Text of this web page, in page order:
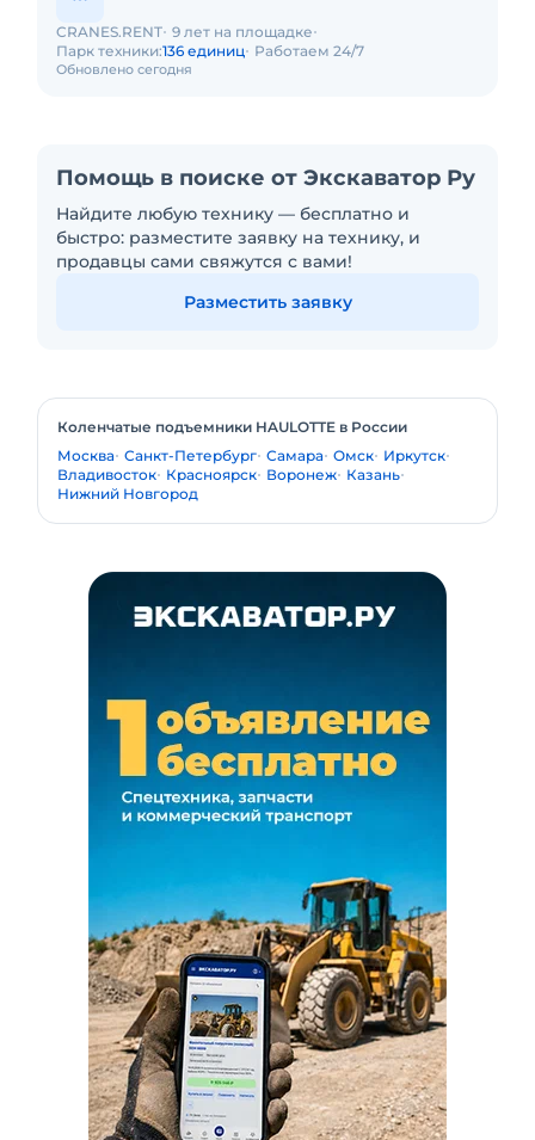
Обновлено сегодня
CRANES.RENT 9 лет на площадке
Парк техники:136 единиц Работаем 24/7
Помощь в поиске от Экскаватор Ру
Найдите любую технику — бесплатно и
быстро: разместите заявку на технику, и
продавцы сами свяжутся с вами!
Разместить заявку
Коленчатые подъемники HAULOTTE в России
Москва Санкт-Петербург Самара Омск Иркутск
Владивосток Красноярск Воронеж Казань
Нижний Новгород